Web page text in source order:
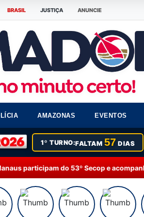
BRASIL JUSTIÇA ANUNCIE
AMAZONAS EVENTOS
1º TURNO:FALTAM 57 DIAS
Secop e acompanham debates sobre